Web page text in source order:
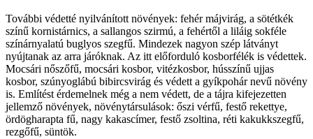
További védetté nyilvánított növények: fehér májvirág, a sötétkék
színű kornistárnics, a sallangos szirmú, a fehértől a liláig sokféle
színárnyalatú buglyos szegfű. Mindezek nagyon szép látványt
nyújtanak az arra járóknak. Az itt előforduló kosborfélék is védettek.
Mocsári nőszőfű, mocsári kosbor, vitézkosbor, hússzínű ujjas
kosbor, szúnyoglábú bibircsvirág és védett a gyíkpohár nevű növény
is. Említést érdemelnek még a nem védett, de a tájra kifejezetten
jellemző növények, növénytársulások: őszi vérfű, festő rekettye,
ördögharapta fű, nagy kakascímer, festő zsoltina, réti kakukkszegfű,
rezgőfű, süntök.